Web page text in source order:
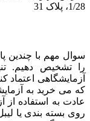
1/28، پلاک 31
سوال مهم با چندین
را تشخیص دهیم.
آزمایشگاهی
که می خرید به
عادت به استفاده از